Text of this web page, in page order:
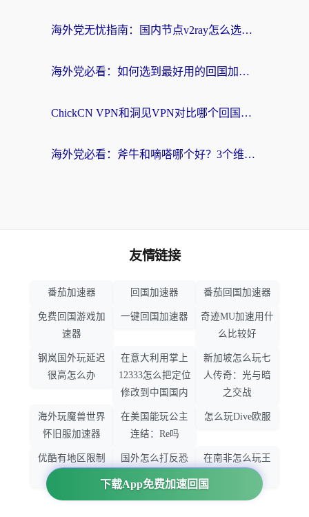
海外党无忧指南：国内节点v2ray怎么选？一键回国VPN+多场景实测帮你避坑
海外党必看：如何选到最好用的回国加速器？从节点到售后的全维度指南
ChickCN VPN和洞见VPN对比哪个回国效果更好？海外党亲测3款加速器+避坑指南
海外党必看：斧牛和嘀嗒哪个好？3个维度教你选对回国加速器
下载App免费加速回国
友情链接
番茄加速器 回国加速器 番茄回国加速器
免费回国游戏加
速器
一键回国加速器
奇迹MU加速用什
么比较好
钢岚国外玩延迟
很高怎么办
在意大利用掌上
12333怎么把定位
修改到中国国内
新加坡怎么玩七
人传奇：光与暗
之交战
海外玩魔兽世界
怀旧服加速器
在美国能玩公主
连结：Re吗
怎么玩Dive欧服
优酷有地区限制
国外怎么打反恐
精英：全球攻势
在南非怎么玩王